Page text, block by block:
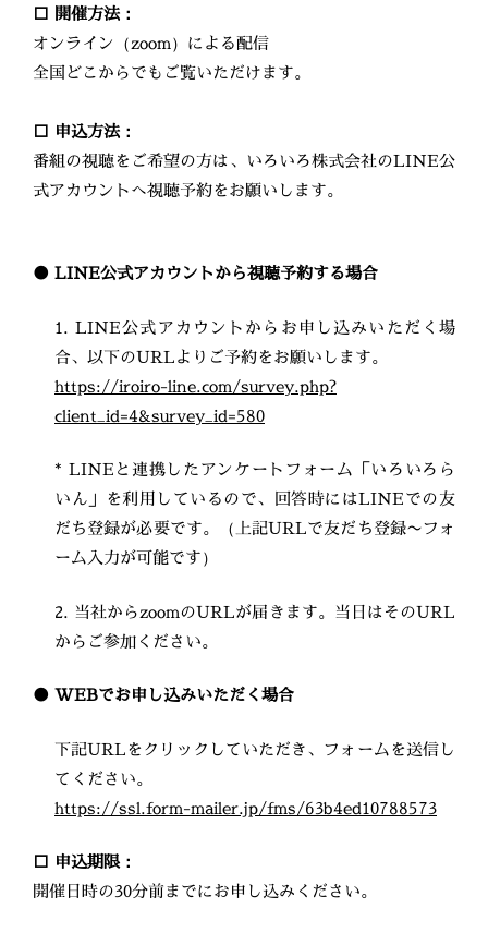
□ 開催方法：
オンライン（zoom）による配信
全国どこからでもご覧いただけます。
□ 申込方法：
番組の視聴をご希望の方は、いろいろ株式会社のLINE公
式アカウントへ視聴予約をお願いします。
● LINE公式アカウントから視聴予約する場合
1. LINE公式アカウントからお申し込みいただく場
合、以下のURLよりご予約をお願いします。
https://iroiro-line.com/survey.php?
client_id=4&survey_id=580
* LINEと連携したアンケートフォーム「いろいろら
いん」を利用しているので、回答時にはLINEでの友
だち登録が必要です。（上記URLで友だち登録〜フォ
ーム入力が可能です）
2. 当社からzoomのURLが届きます。当日はそのURL
からご参加ください。
● WEBでお申し込みいただく場合
下記URLをクリックしていただき、フォームを送信し
てください。
https://ssl.form-mailer.jp/fms/63b4ed10788573
□ 申込期限：
開催日時の30分前までにお申し込みください。